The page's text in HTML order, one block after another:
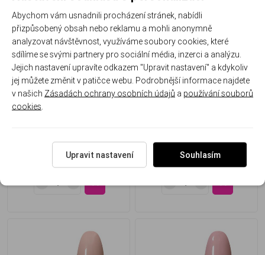
Barevný gel - ESPRESSO
perleť
Skladem
129 Kč
Barevný gel - CAPPUCCINO
Skladem
129 Kč
Abychom vám usnadnili procházení stránek, nabídli
přizpůsobený obsah nebo reklamu a mohli anonymně
analyzovat návštěvnost, využíváme soubory cookies, které
sdílíme se svými partnery pro sociální média, inzerci a analýzu.
Jejich nastavení upravíte odkazem "Upravit nastavení" a kdykoliv
jej můžete změnit v patičce webu. Podrobnější informace najdete
v našich Zásadách ochrany osobních údajů a používání souborů
cookies
Upravit nastavení Souhlasím